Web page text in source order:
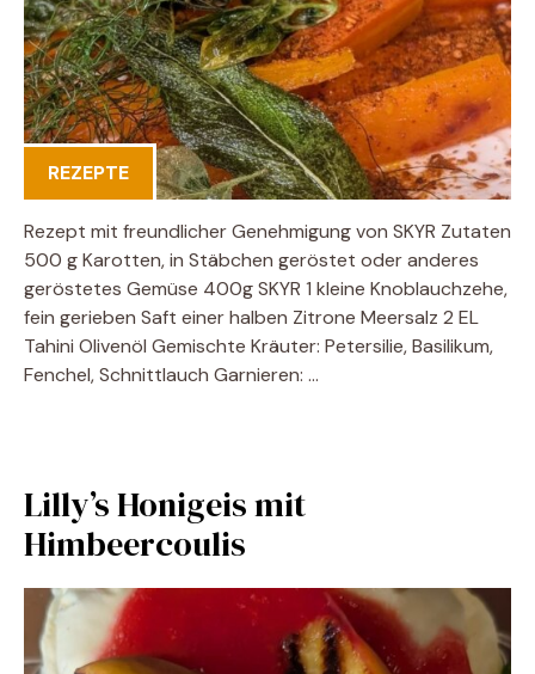
REZEPTE
Rezept mit freundlicher Genehmigung von SKYR Zutaten
500 g Karotten, in Stäbchen geröstet oder anderes
geröstetes Gemüse 400g SKYR 1 kleine Knoblauchzehe,
fein gerieben Saft einer halben Zitrone Meersalz 2 EL
Tahini Olivenöl Gemischte Kräuter: Petersilie, Basilikum,
Fenchel, Schnittlauch Garnieren: …
Lilly’s Honigeis mit
Himbeercoulis